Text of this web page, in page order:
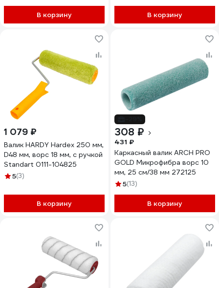
В корзину В корзину
1 079 ₽
Валик HARDY Hardex 250 мм,
D48 мм, ворс 18 мм, с ручкой
Standart 0111-104825
5(3)
В корзину
308 ₽
431 ₽
Каркасный валик ARCH PRO
GOLD Микрофибра ворс 10
мм, 25 см/38 мм 272125
5(13)
В корзину